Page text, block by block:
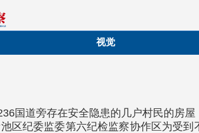
视觉
国道旁存在安全隐患的几户村民的房
纪委监委第六纪检监察协作区为受到